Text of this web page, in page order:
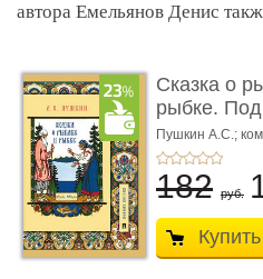
автора Емельянов Денис
Сказка о
рыбке.
Пушкин А.С.;
Л.В.
182 руб.
Купить